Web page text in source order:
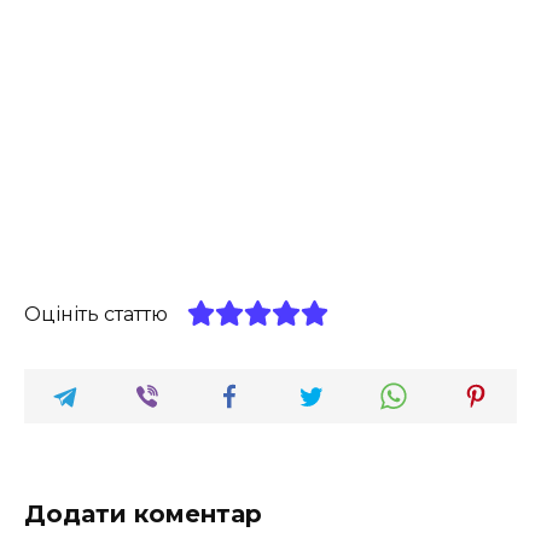
Оцініть статтю
Додати коментар